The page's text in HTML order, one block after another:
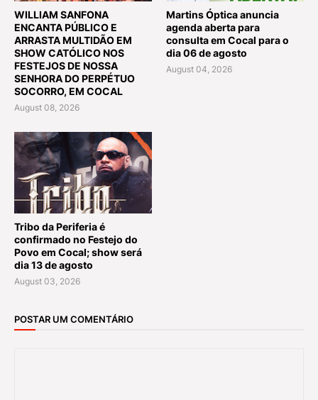
WILLIAM SANFONA
ENCANTA PÚBLICO E
ARRASTA MULTIDÃO EM
SHOW CATÓLICO NOS
FESTEJOS DE NOSSA
SENHORA DO PERPÉTUO
SOCORRO, EM COCAL
August 08, 2026
Martins Óptica anuncia
agenda aberta para
consulta em Cocal para o
dia 06 de agosto
August 04, 2026
Tribo da Periferia é
confirmado no Festejo do
Povo em Cocal; show será
dia 13 de agosto
August 03, 2026
POSTAR UM COMENTÁRIO